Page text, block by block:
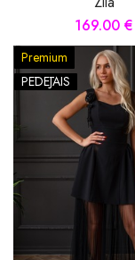
169.00 €
Premium
PĒDĒJAIS